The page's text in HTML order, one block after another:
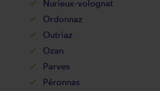
Nurieux-volognat
Ordonnaz
Outriaz
Ozan
Parves
Péronnas